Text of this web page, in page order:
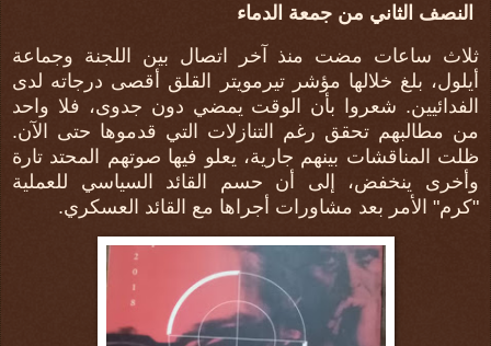
النصف الثاني من جمعة الدماء
ثلاث ساعات مضت منذ آخر اتصال بين اللجنة وجماعة
أيلول، بلغ خلالها مؤشر تيرمويتر القلق أقصى درجاته لدى
الفدائيين. شعروا بأن الوقت يمضي دون جدوى، فلا واحد
من مطالبهم تحقق رغم التنازلات التي قدموها حتى الآن.
ظلت المناقشات بينهم جارية، يعلو فيها صوتهم المحتد تارة
وأخرى ينخفض، إلى أن حسم القائد السياسي للعملية
"كرم" الأمر بعد مشاورات أجراها مع القائد العسكري.